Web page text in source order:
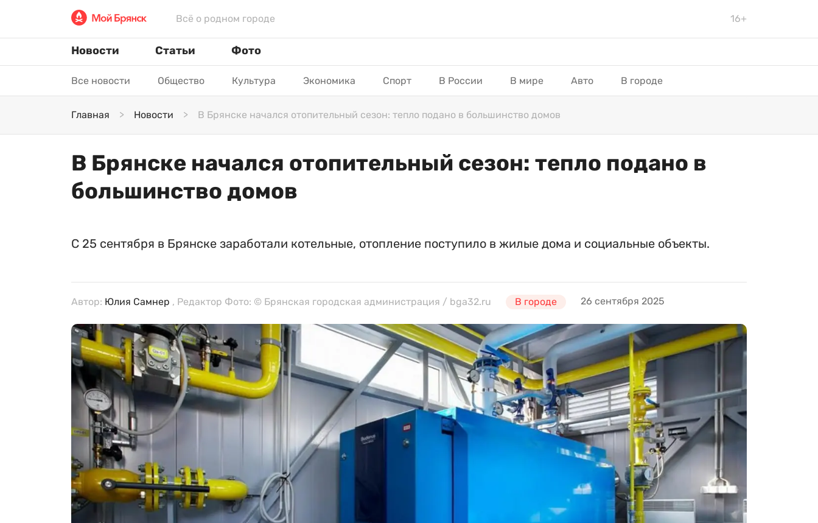
Всё о родном городе 16+
Новости Статьи Фото
Все новости Общество Культура Экономика Спорт В России В мире Авто В городе
Главная Новости В Брянске начался отопительный сезон: тепло подано в большинство домов
В Брянске начался отопительный сезон: тепло подано в
большинство домов
С 25 сентября в Брянске заработали котельные, отопление поступило в жилые дома и социальные объекты.
Автор: Юлия Самнер , Редактор Фото: © Брянская городская администрация / bga32.ru В городе 26 сентября 2025